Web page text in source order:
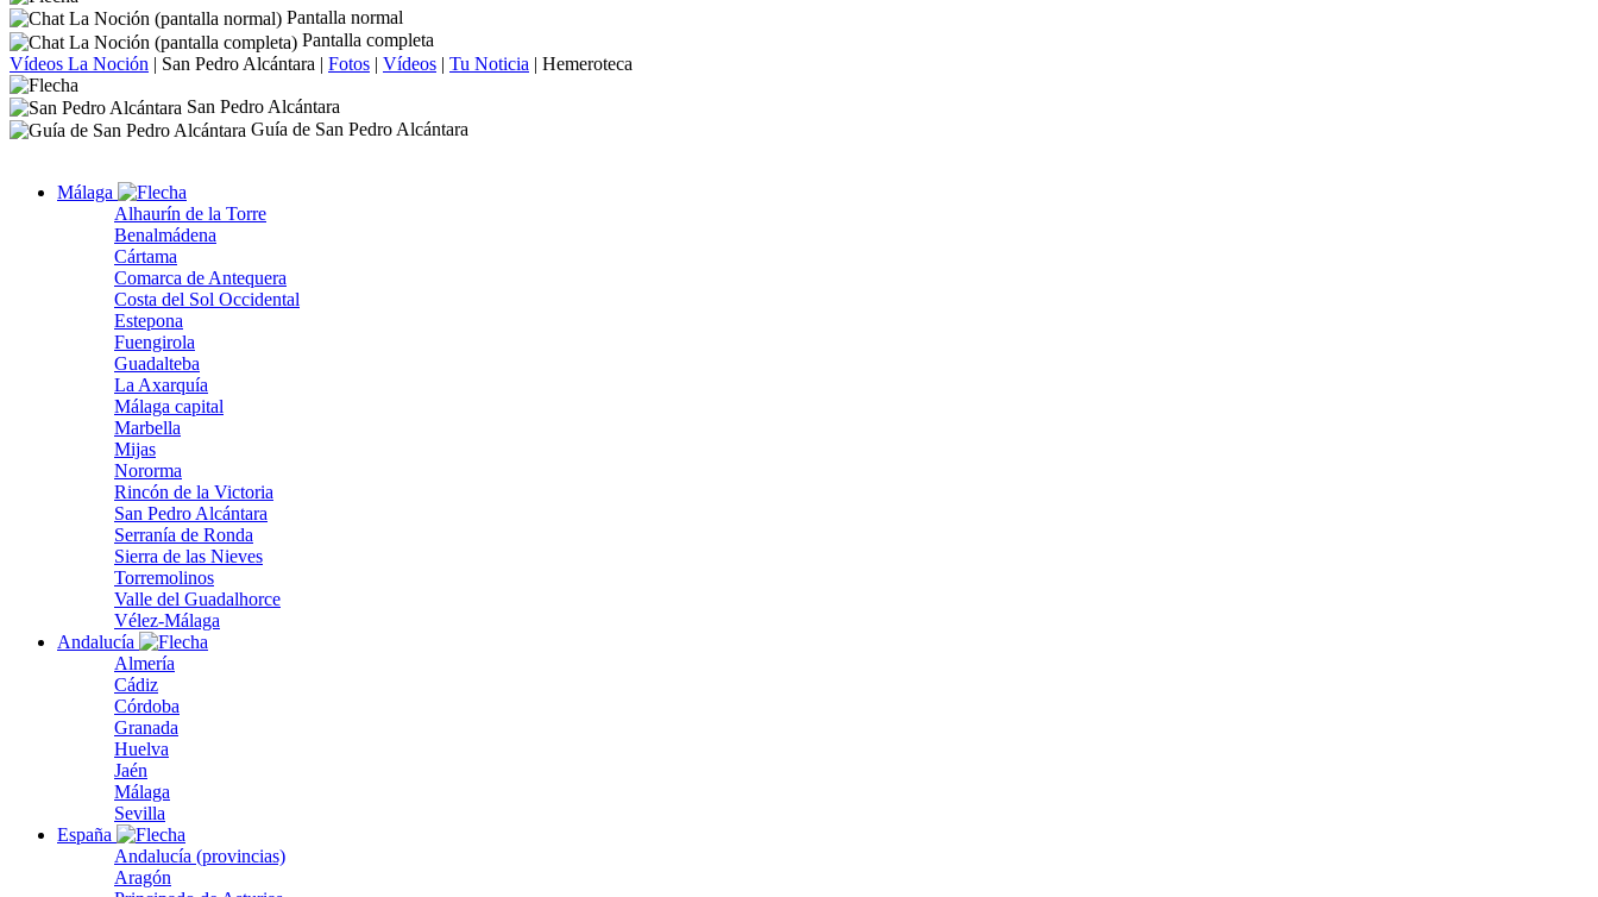
Pantalla normal
Pantalla completa
Vídeos La Noción | San Pedro Alcántara | Fotos | Vídeos | Tu Noticia | Hemeroteca
San Pedro Alcántara
Guía de San Pedro Alcántara
Málaga
Alhaurín de la Torre
Benalmádena
Cártama
Comarca de Antequera
Costa del Sol Occidental
Estepona
Fuengirola
Guadalteba
La Axarquía
Málaga capital
Marbella
Mijas
Nororma
Rincón de la Victoria
San Pedro Alcántara
Serranía de Ronda
Sierra de las Nieves
Torremolinos
Valle del Guadalhorce
Vélez-Málaga
Andalucía
Almería
Cádiz
Córdoba
Granada
Huelva
Jaén
Málaga
Sevilla
España
Andalucía (provincias)
Aragón